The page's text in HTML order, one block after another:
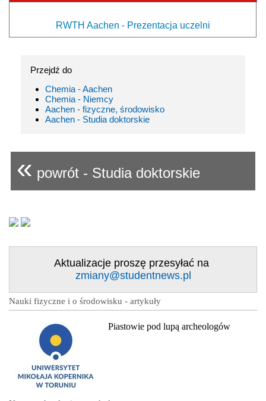
RWTH Aachen - Prezentacja uczelni
Przejdź do
Chemia - Aachen
Chemia - Niemcy
Aachen - fizyczne, środowisko
Aachen - Studia doktorskie
« powrót - Studia doktorskie
Aktualizacje proszę przesyłać na
zmiany@studentnews.pl
Nauki fizyczne i o środowisku - artykuły
Piastowie pod lupą archeologów